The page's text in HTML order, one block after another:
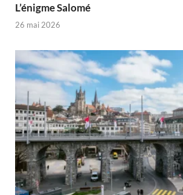
L’énigme Salomé
26 mai 2026